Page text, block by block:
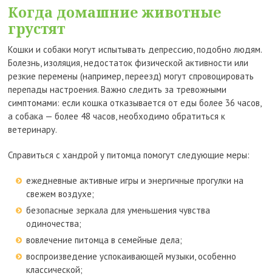
Когда домашние животные
грустят
Кошки и собаки могут испытывать депрессию, подобно людям.
Болезнь, изоляция, недостаток физической активности или
резкие перемены (например, переезд) могут спровоцировать
перепады настроения. Важно следить за тревожными
симптомами: если кошка отказывается от еды более 36 часов,
а собака — более 48 часов, необходимо обратиться к
ветеринару.
Справиться с хандрой у питомца помогут следующие меры:
ежедневные активные игры и энергичные прогулки на
свежем воздухе;
безопасные зеркала для уменьшения чувства
одиночества;
вовлечение питомца в семейные дела;
воспроизведение успокаивающей музыки, особенно
классической;